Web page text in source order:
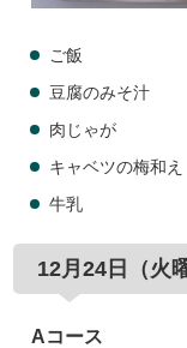
ご飯
豆腐のみそ汁
肉じゃが
キャベツの梅和え
牛乳
12月24日（火
Aコース